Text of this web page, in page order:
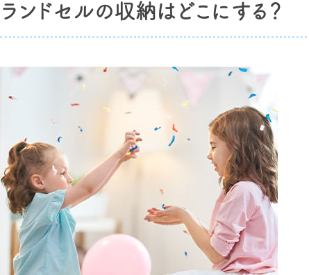
ランドセルの収納はどこにする？